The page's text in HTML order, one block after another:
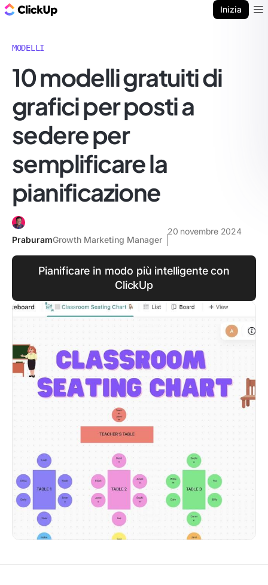
Inizia
MODELLI
10 modelli gratuiti di
grafici per posti a
sedere per
semplificare la
pianificazione
PraburamGrowth Marketing Manager
20 novembre 2024
Pianificare in modo più intelligente con
ClickUp